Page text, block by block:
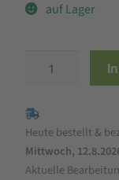
auf Lager
Schinkenwurst
Menge
Heute bestellt &
Mittwoch,
Aktuelle